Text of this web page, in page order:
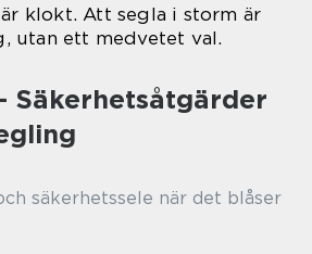
klokt. Att segla i storm är
utan ett medvetet val.
Säkerhetsåtgärder
säkerhetssele när det blåser